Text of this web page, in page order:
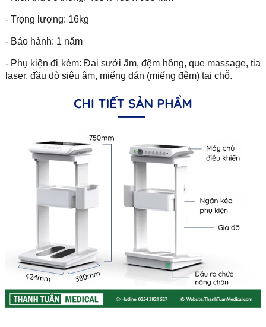
- Trọng lượng: 16kg
- Bảo hành: 1 năm
- Phụ kiện đi kèm: Đai sưởi ấm, đệm hông, que massage, tia
laser, đầu dò siêu âm, miếng dán (miếng đệm) tại chỗ.